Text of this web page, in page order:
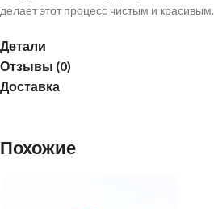
делает этот процесс чистым и красивым.
Детали
Отзывы (0)
Доставка
Похожие